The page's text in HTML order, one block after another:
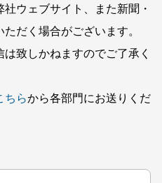
ウェブサイト、また新聞・
だく場合がございます。
致しかねますのでご了承く
ちらから各部門にお送りくだ